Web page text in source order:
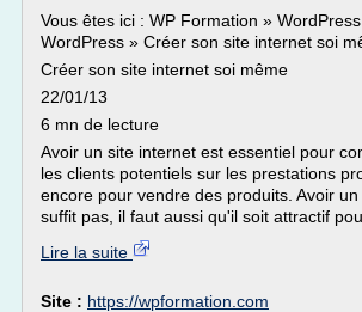
Vous êtes ici : WP Formation »
WordPress » Créer son site internet soi
Créer son site internet soi même
22/01/13
6 mn de lecture
Avoir un site internet est essentiel pour
les clients potentiels sur les prestations
encore pour vendre des produits. Avoir
suffit pas, il faut aussi qu'il soit attractif
Lire la suite
Site : https://wpformation.com